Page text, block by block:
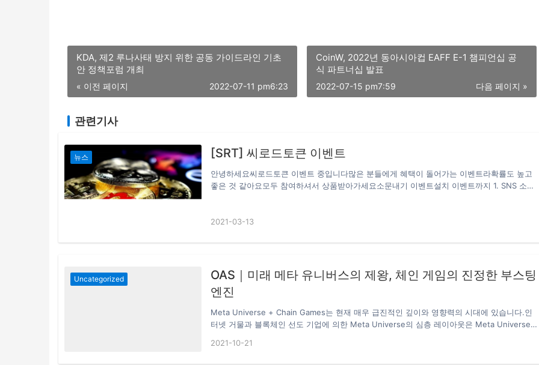
KDA, 제2 루나사태 방지 위한 공동 가이드라인 기초
안 정책포럼 개최
« 이전 페이지 2022-07-11 pm6:23
CoinW, 2022년 동아시아컵 EAFF E-1 챔피언십 공
식 파트너십 발표
다음 페이지 »
2022-07-15 pm7:59
관련기사
뉴스 [SRT] 씨로드토큰 이벤트
안녕하세요씨로드토큰 이벤트 중입니다많은 분들에게 혜택이 돌어가는 이벤트라확률도 높고
좋은 것 같아요모두 참여하셔서 상품받아가세요소문내기 이벤트설치 이벤트까지 1. SNS 소문
이벤트 대상 : 이벤트 기간 중 구글폼에 소문내기 링크를 제출한 어댑터 구성원– 본인의 어댑터
외처리참여방법 :① 텔레그램 ‘씨로드 토큰 공식 단톡방’ 에서 CM에게 소문내기 콘텐츠 문의
관련 커뮤니티 또는본인의 SNS에 아래…
2021-03-13
Uncategorized
OAS｜미래 메타 유니버스의 제왕, 체인 게임의 진정한 부스팅
엔진
Meta Universe + Chain Games는 현재 매우 급진적인 깊이와 영향력의 시대에 있습니다.인
터넷 거물과 블록체인 선도 기업에 의한 Meta Universe의 심층 레이아웃은 Meta Universe +
본과 기술이 거의 무한대로 사슬 게임 트랙에 돌진했다.점점 더 많은 사람들이 사슬 게임 분야
2021-10-21